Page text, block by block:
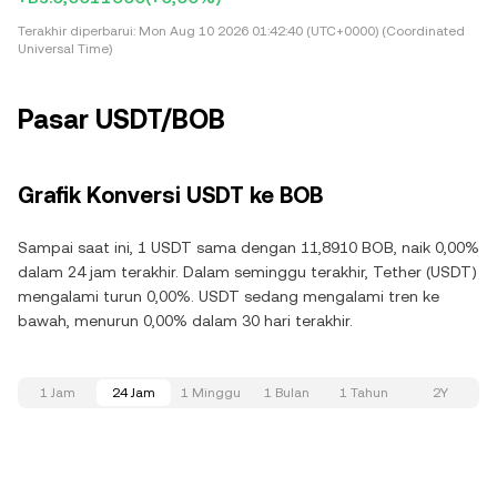
Terakhir diperbarui: Mon Aug 10 2026 01:42:40 (UTC+0000) (Coordinated
Universal Time)
Pasar USDT/BOB
Grafik Konversi USDT ke BOB
Sampai saat ini, 1 USDT sama dengan 11,8910 BOB, naik 0,00%
dalam 24 jam terakhir. Dalam seminggu terakhir, Tether (USDT)
mengalami turun 0,00%. USDT sedang mengalami tren ke
bawah, menurun 0,00% dalam 30 hari terakhir.
1 Jam 24 Jam 1 Minggu 1 Bulan 1 Tahun 2Y